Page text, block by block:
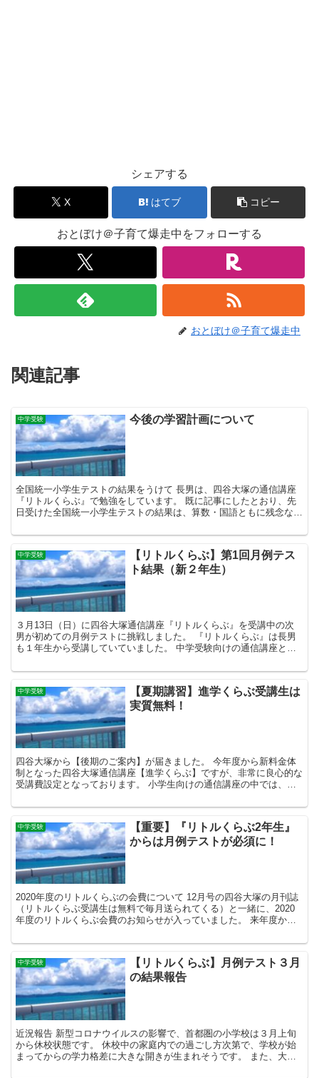
シェアする
X はてブ コピー
おとぼけ＠子育て爆走中をフォローする
おとぼけ＠子育て爆走中
関連記事
中学受験 今後の学習計画について
全国統一小学生テストの結果をうけて 長男は、四谷大塚の通信講座
『リトルくらぶ』で勉強をしています。 既に記事にしたとおり、先
日受けた全国統一小学生テストの結果は、算数・国語ともに残念な結
中学受験
【リトルくらぶ】第1回月例テス
ト結果（新２年生）
３月13日（日）に四谷大塚通信講座『リトルくらぶ』を受講中の次
男が初めての月例テストに挑戦しました。 『リトルくらぶ』は長男
も１年生から受講していていました。 中学受験向けの通信講座とし
中学受験
【夏期講習】進学くらぶ受講生は
実質無料！
四谷大塚から【後期のご案内】が届きました。 今年度から新料金体
制となった四谷大塚通信講座【進学くらぶ】ですが、非常に良心的な
受講費設定となっております。 小学生向けの通信講座の中では、四
中学受験
【重要】『リトルくらぶ2年生』
からは月例テストが必須に！
2020年度のリトルくらぶの会費について 12月号の四谷大塚の月刊誌
（リトルくらぶ受講生は無料で毎月送られてくる）と一緒に、2020
年度のリトルくらぶ会費のお知らせが入っていました。 来年度から2
中学受験
【リトルくらぶ】月例テスト３月
の結果報告
近況報告 新型コロナウイルスの影響で、首都圏の小学校は３月上旬
から休校状態です。 休校中の家庭内での過ごし方次第で、学校が始
まってからの学力格差に大きな開きが生まれそうです。 また、大手